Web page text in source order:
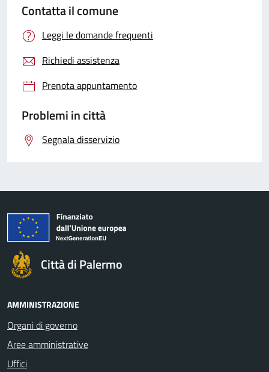
Contatta il comune
Leggi le domande frequenti
Richiedi assistenza
Prenota appuntamento
Problemi in città
Segnala disservizio
Città di Palermo
AMMINISTRAZIONE
Organi di governo
Aree amministrative
Uffici